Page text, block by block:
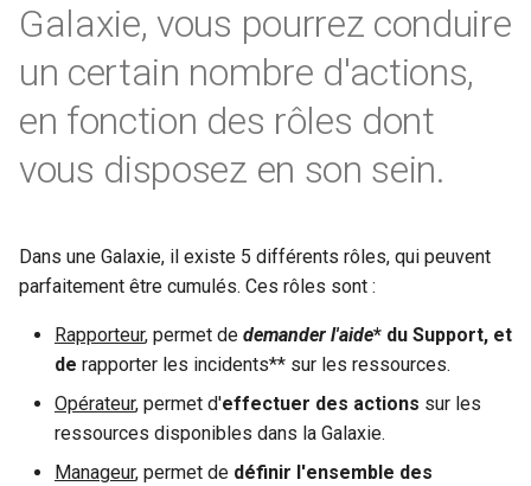
Galaxie, vous pourrez conduire
un certain nombre d'actions,
en fonction des rôles dont
vous disposez en son sein.
Dans une Galaxie, il existe 5 différents rôles, qui peuvent
parfaitement être cumulés. Ces rôles sont :
Rapporteur, permet de demander l'aide* du Support, et
de rapporter les incidents** sur les ressources.
Opérateur, permet d'effectuer des actions sur les
ressources disponibles dans la Galaxie.
Manageur, permet de définir l'ensemble des